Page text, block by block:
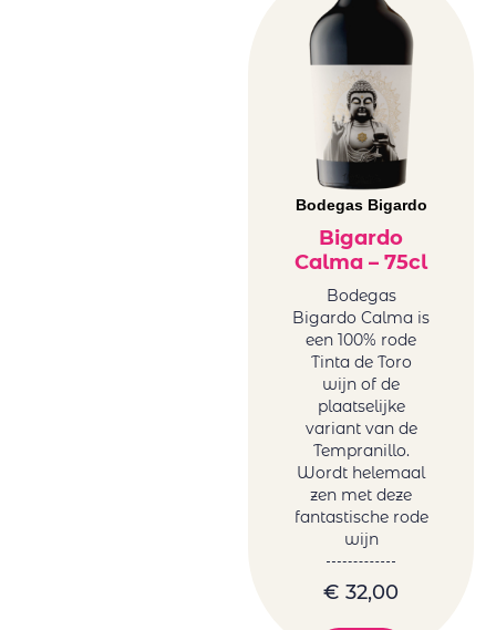
Bodegas Bigardo
Bigardo
Calma – 75cl
Bodegas
Bigardo Calma is
een 100% rode
Tinta de Toro
wijn of de
plaatselijke
variant van de
Tempranillo.
Wordt helemaal
zen met deze
fantastische rode
wijn
€ 32,00